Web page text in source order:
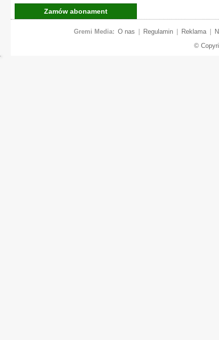
Zamów abonament
Gremi Media: O nas Regulamin Reklama
©